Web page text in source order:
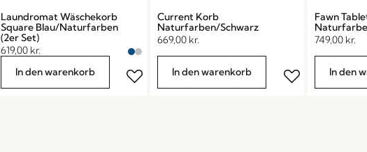
Laundromat Wäschekorb
Square Blau/Naturfarben
(2er Set)
619,00 kr.
In den warenkorb
Current Korb
Naturfarben/Schwarz
669,00 kr.
In den warenkorb
Fawn
749,00 kr.
In den